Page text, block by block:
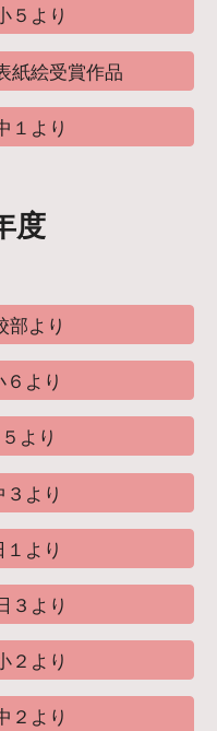
５より
紙絵受賞作品
１より
度
部より
より
より
より
より
３より
２より
２より